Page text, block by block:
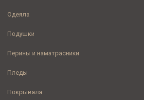
Одеяла
Подушки
Перины и наматрасники
Пледы
Покрывала